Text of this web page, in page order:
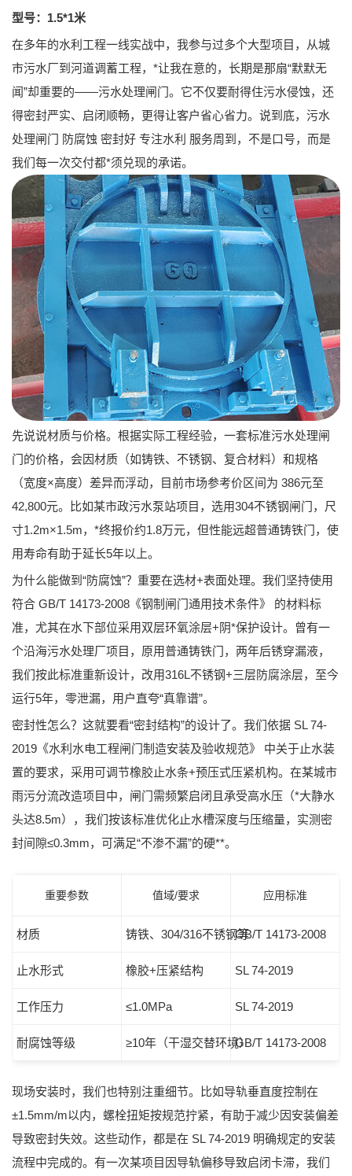
型号：1.5*1米
在多年的水利工程一线实战中，我参与过多个大型项目，从城
市污水厂到河道调蓄工程，*让我在意的，长期是那扇“默默无
闻”却重要的——污水处理闸门。它不仅要耐得住污水侵蚀，还
得密封严实、启闭顺畅，更得让客户省心省力。说到底， 污水
处理闸门 防腐蚀 密封好 专注水利 服务周到 ，不是口号，而是
我们每一次交付都*须兑现的承诺。
先说说材质与价格。根据实际工程经验，一套标准污水处理闸
门的价格，会因材质（如铸铁、不锈钢、复合材料）和规格
（宽度×高度）差异而浮动，目前市场参考价区间为 386元至
42,800元。比如某市政污水泵站项目，选用304不锈钢闸门，尺
寸1.2m×1.5m，*终报价约1.8万元，但性能远超普通铸铁门，使
用寿命有助于延长5年以上。
为什么能做到“防腐蚀”？重要在选材+表面处理。我们坚持使用
符合 GB/T 14173-2008《钢制闸门通用技术条件》
的材料标
准，尤其在水下部位采用双层环氧涂层+阴*保护设计。曾有一
个沿海污水处理厂项目，原用普通铸铁门，两年后锈穿漏液，
我们按此标准重新设计，改用316L不锈钢+三层防腐涂层，至今
运行5年，零泄漏，用户直夸“真靠谱”。
密封性怎么？这就要看“密封结构”的设计了。我们依据 SL 74-
2019《水利水电工程闸门制造安装及验收规范》
中关于止水装
置的要求，采用可调节橡胶止水条+预压式压紧机构。在某城市
雨污分流改造项目中，闸门需频繁启闭且承受高水压（*大静水
头达8.5m），我们按该标准优化止水槽深度与压缩量，实测密
封间隙≤0.3mm，可满足“不渗不漏”的硬**。
重要参数 值域/要求 应用标准
材质 铸铁、304/316不锈钢等GB/T 14173-2008
止水形式 橡胶+压紧结构 SL 74-2019
工作压力 ≤1.0MPa SL 74-2019
耐腐蚀等级 ≥10年（干湿交替环境）GB/T 14173-2008
现场安装时，我们也特别注重细节。比如导轨垂直度控制在
±1.5mm/m以内，螺栓扭矩按规范拧紧，有助于减少因安装偏差
导致密封失效。这些动作，都是在 SL 74-2019 明确规定的安装
流程中完成的。有一次某项目因导轨偏移导致启闭卡滞，我们